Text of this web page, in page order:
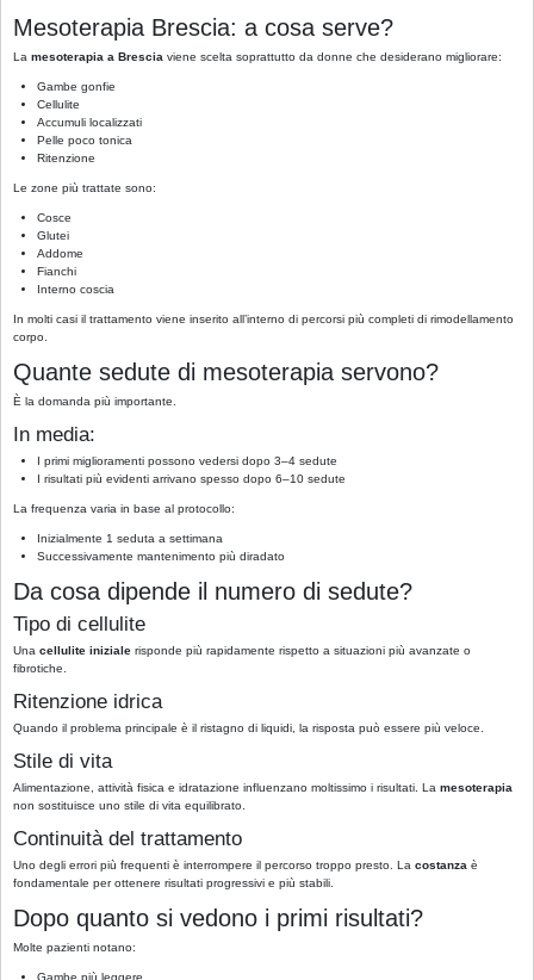
Mesoterapia Brescia: a cosa serve?
La mesoterapia a Brescia viene scelta soprattutto da donne che desiderano migliorare:
Gambe gonfie
Cellulite
Accumuli localizzati
Pelle poco tonica
Ritenzione
Le zone più trattate sono:
Cosce
Glutei
Addome
Fianchi
Interno coscia
In molti casi il trattamento viene inserito all’interno di percorsi più completi di rimodellamento
corpo.
Quante sedute di mesoterapia servono?
È la domanda più importante.
In media:
I primi miglioramenti possono vedersi dopo 3–4 sedute
I risultati più evidenti arrivano spesso dopo 6–10 sedute
La frequenza varia in base al protocollo:
Inizialmente 1 seduta a settimana
Successivamente mantenimento più diradato
Da cosa dipende il numero di sedute?
Tipo di cellulite
Una cellulite iniziale risponde più rapidamente rispetto a situazioni più avanzate o
fibrotiche.
Ritenzione idrica
Quando il problema principale è il ristagno di liquidi, la risposta può essere più veloce.
Stile di vita
Alimentazione, attività fisica e idratazione influenzano moltissimo i risultati. La mesoterapia
non sostituisce uno stile di vita equilibrato.
Continuità del trattamento
Uno degli errori più frequenti è interrompere il percorso troppo presto. La costanza è
fondamentale per ottenere risultati progressivi e più stabili.
Dopo quanto si vedono i primi risultati?
Molte pazienti notano:
Gambe più leggere